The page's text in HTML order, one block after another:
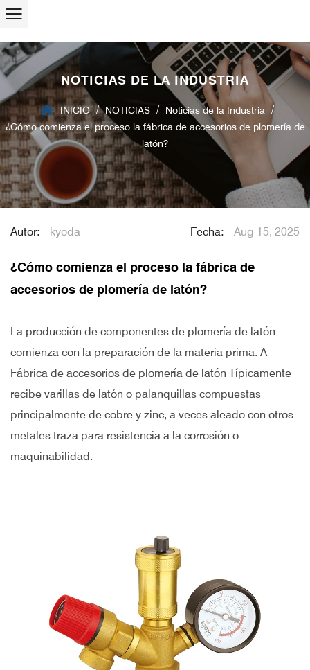
NOTICIAS DE LA INDUSTRIA
INICIO / NOTICIAS / Noticias de la Industria
/
¿Cómo comienza el proceso la fábrica de accesorios de plomería de
latón?
Autor: kyoda Fecha: Aug 15, 2025
¿Cómo comienza el proceso la fábrica de
accesorios de plomería de latón?
La producción de componentes de plomería de latón
comienza con la preparación de la materia prima. A
Fábrica de accesorios de plomería de latón Típicamente
recibe varillas de latón o palanquillas compuestas
principalmente de cobre y zinc, a veces aleado con otros
metales traza para resistencia a la corrosión o
maquinabilidad.